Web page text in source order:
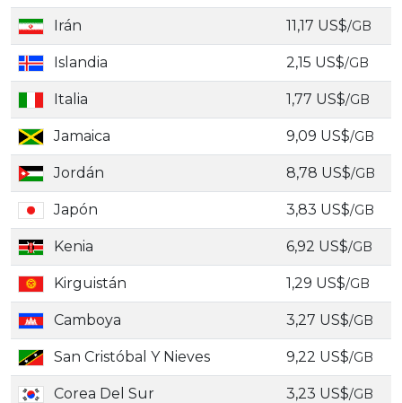
Irán 11,17 US$/GB
Islandia 2,15 US$/GB
Italia 1,77 US$/GB
Jamaica 9,09 US$/GB
Jordán 8,78 US$/GB
Japón 3,83 US$/GB
Kenia 6,92 US$/GB
Kirguistán 1,29 US$/GB
Camboya 3,27 US$/GB
San Cristóbal Y Nieves 9,22 US$/GB
Corea Del Sur 3,23 US$/GB